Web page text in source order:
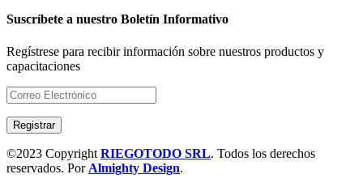
Suscríbete a nuestro Boletín Informativo
Regístrese para recibir información sobre nuestros productos y
capacitaciones
©2023 Copyright RIEGOTODO SRL. Todos los derechos
reservados. Por Almighty Design.